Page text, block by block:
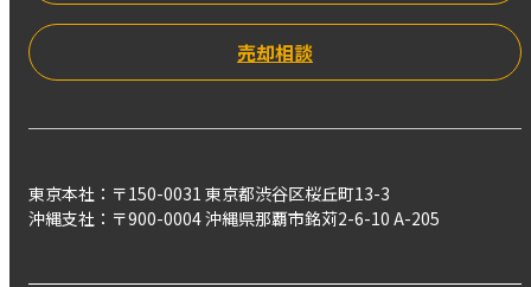
売却相談
東京本社：〒150-0031 東京都渋谷区桜丘町13-3
沖縄支社：〒900-0004 沖縄県那覇市銘苅2-6-10 A-205